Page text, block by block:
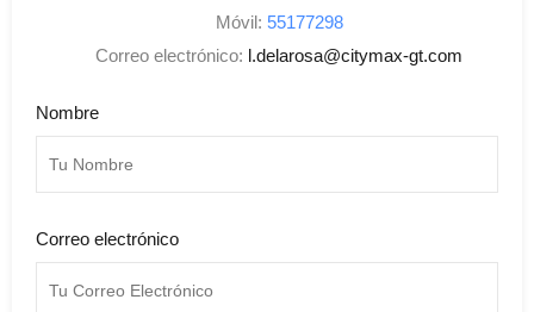
Móvil: 55177298
Correo electrónico: l.delarosa@citymax-gt.com
Nombre
Correo electrónico